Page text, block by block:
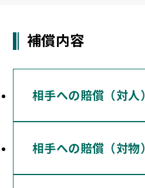
補償内容
相手への賠償（対人）
相手への賠償（対物）